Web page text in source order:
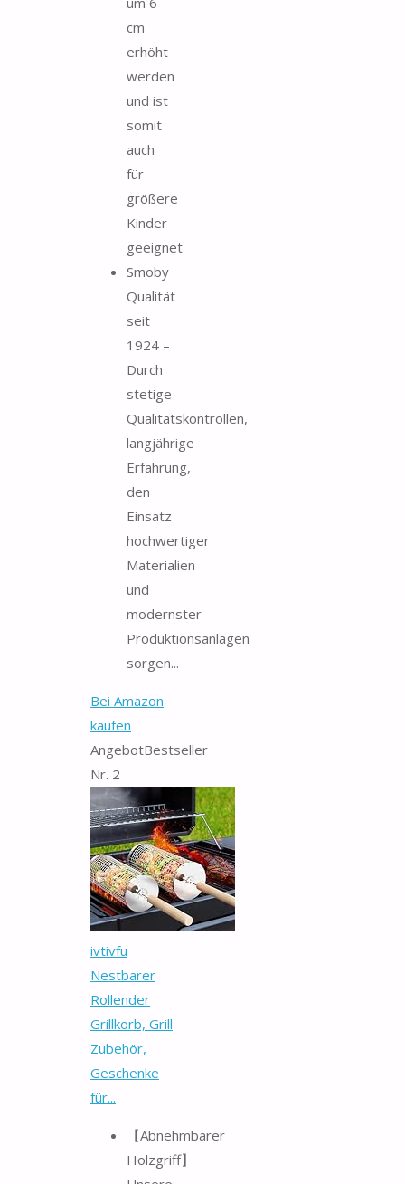
cm
erhöht
werden
und ist
somit
auch
für
größere
Kinder
geeignet
Smoby
Qualität
seit
1924 –
Durch
stetige
Qualitätskontrollen,
langjährige
Erfahrung,
den
Einsatz
hochwertiger
Materialien
und
modernster
Produktionsanlagen
sorgen...
Bei Amazon
kaufen
AngebotBestseller
Nr. 2
ivtivfu
Nestbarer
Rollender
Grillkorb, Grill
Zubehör,
Geschenke
für...
【Abnehmbarer
Holzgriff】